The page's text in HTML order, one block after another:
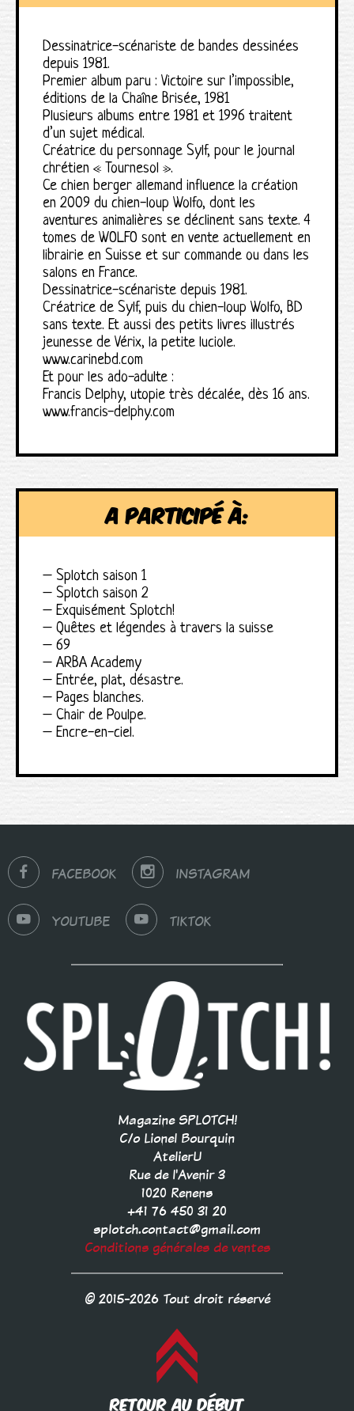
Dessinatrice-scénariste de bandes dessinées
depuis 1981.
Premier album paru : Victoire sur l’impossible,
éditions de la Chaîne Brisée, 1981
Plusieurs albums entre 1981 et 1996 traitent
d’un sujet médical.
Créatrice du personnage Sylf, pour le journal
chrétien « Tournesol ».
Ce chien berger allemand influence la création
en 2009 du chien-loup Wolfo, dont les
aventures animalières se déclinent sans texte. 4
tomes de WOLFO sont en vente actuellement en
librairie en Suisse et sur commande ou dans les
salons en France.
Dessinatrice-scénariste depuis 1981.
Créatrice de Sylf, puis du chien-loup Wolfo, BD
sans texte. Et aussi des petits livres illustrés
jeunesse de Vérix, la petite luciole.
www.carinebd.com
Et pour les ado-adulte :
Francis Delphy, utopie très décalée, dès 16 ans.
www.francis-delphy.com
A participé à:
– Splotch saison 1
– Splotch saison 2
– Exquisément Splotch!
– Quêtes et légendes à travers la suisse
– 69
– ARBA Academy
– Entrée, plat, désastre.
– Pages blanches.
– Chair de Poulpe.
– Encre-en-ciel.
FACEBOOK INSTAGRAM
YOUTUBE TIKTOK
Magazine SPLOTCH!
C/o Lionel Bourquin
AtelierU
Rue de l'Avenir 3
1020 Renens
+41 76 450 31 20
splotch.contact@gmail.com
Conditions générales de ventes
© 2015-2026 Tout droit réservé
RETOUR AU DÉBUT